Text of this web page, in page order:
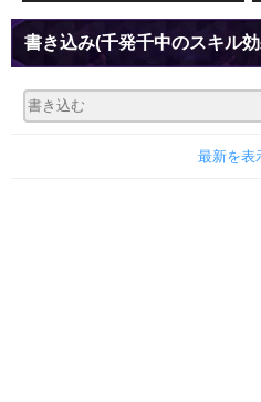
書き込み(千発千中のスキル
最新を表